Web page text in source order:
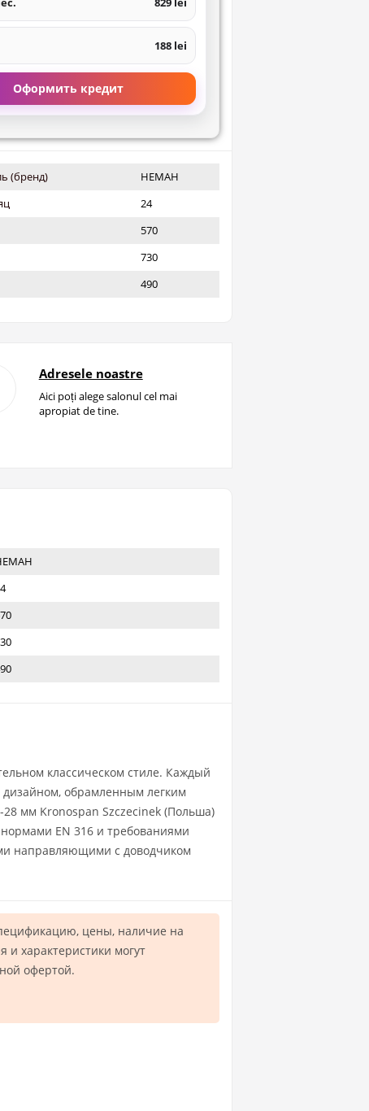
188 lei
Оформить кредит
(бренд)
НЕМАН
24
570
730
490
Adresele noastre
Aici poți alege salonul cel mai
apropiat de tine.
классическом стиле. Каждый
обрамленным легким
мм Kronospan Szczecinek (Польша)
EN 316 и требованиями
направляющими с доводчиком
цены, наличие на
характеристики могут
офертой.